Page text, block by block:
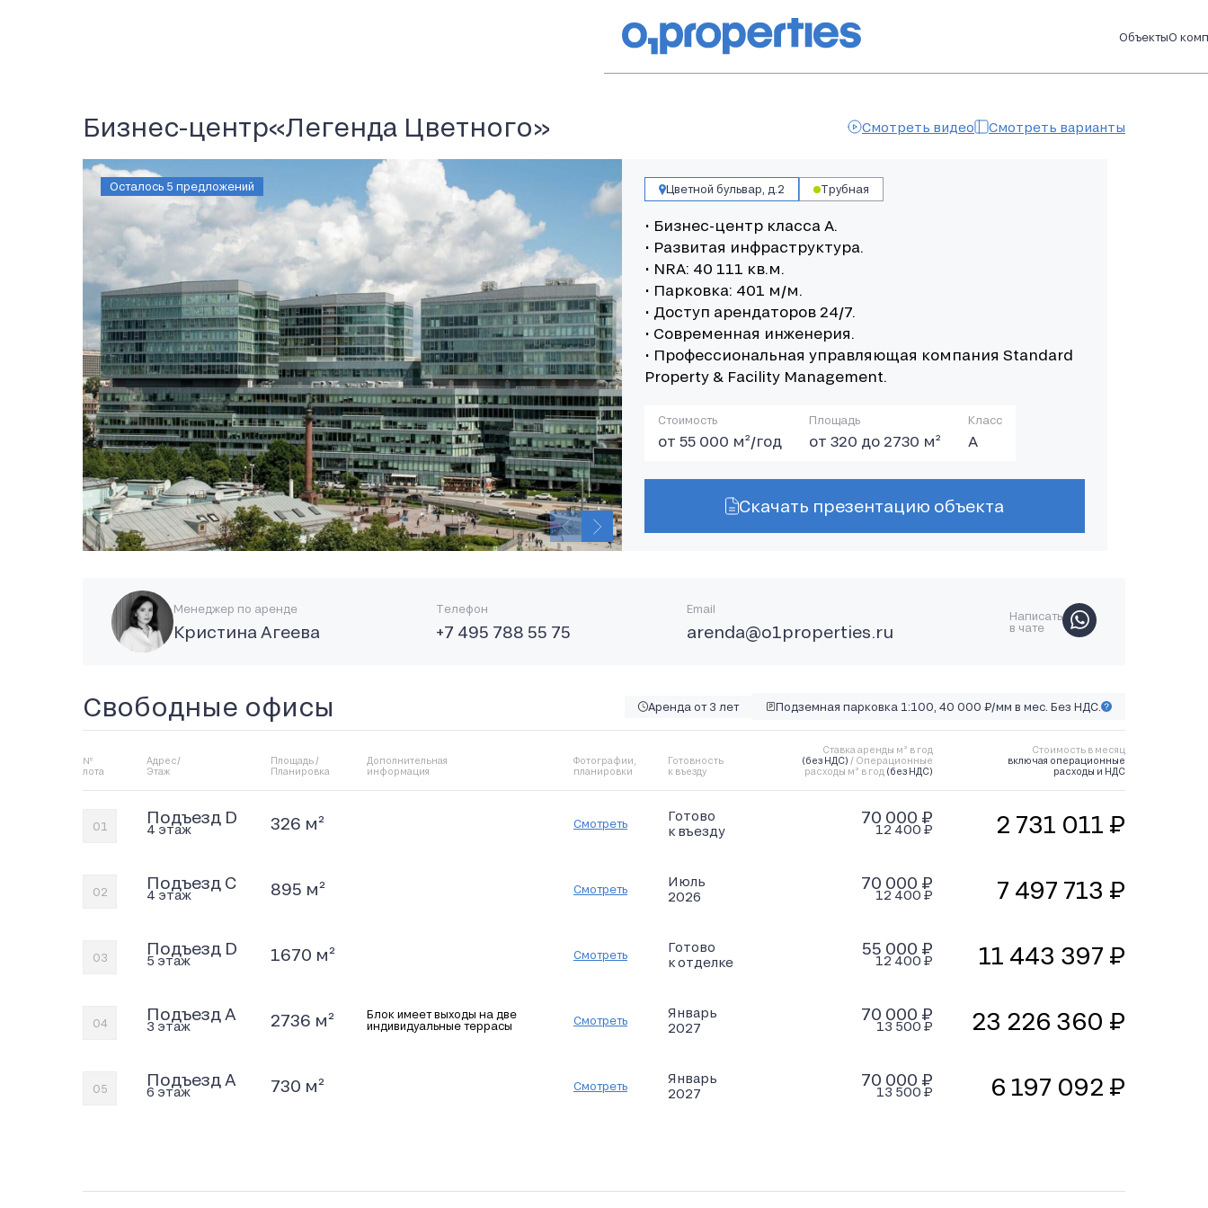
ОбъектыО
Бизнес-центр«Легенда Цветного» Смотреть видео Смотреть варианты
Осталось 5 предложений Цветной бульвар, д.2 Трубная
• Бизнес-центр класса А.
• Развитая инфраструктура.
• NRA: 40 111 кв.м.
• Парковка: 401 м/м.
• Доступ арендаторов 24/7.
• Современная инженерия.
• Профессиональная управляющая компания Standard
Property & Facility Management.
Стоимость
от 55 000 м²/год
Площадь
от 320 до 2730 м²
Класс
А
Скачать презентацию объекта
Менеджер по аренде
Кристина Агеева
Телефон
+7 495 788 55 75
Email
arenda@o1properties.ru
Написать
в чате
Свободные офисы Аренда от 3 лет Подземная парковка 1:100, 40 000 ₽/мм в мес. Без НДС.
№
лота
Адрес/
Этаж
Площадь /
Планировка
Дополнительная
информация
Фотографии,
планировки
Готовность
к въезду
Ставка аренды м² в год
(без НДС) / Операционные
расходы м² в год (без НДС)
Стоимость в месяц
включая операционные
расходы и НДС
01 Подъезд D
4 этаж 326 м² Смотреть
Готово
к въезду
70 000 ₽
12 400 ₽ 2 731 011 ₽
02 Подъезд C
4 этаж 895 м² Смотреть
Июль
2026
70 000 ₽
12 400 ₽ 7 497 713 ₽
03 Подъезд D
5 этаж 1670 м² Смотреть
Готово
к отделке
55 000 ₽
12 400 ₽ 11 443 397 ₽
04 Подъезд A
3 этаж 2736 м²
Блок имеет выходы на две
индивидуальные террасы
Смотреть
Январь
2027
70 000 ₽
13 500 ₽ 23 226 360 ₽
05 Подъезд A
6 этаж 730 м² Смотреть
Январь
2027
70 000 ₽
13 500 ₽ 6 197 092 ₽